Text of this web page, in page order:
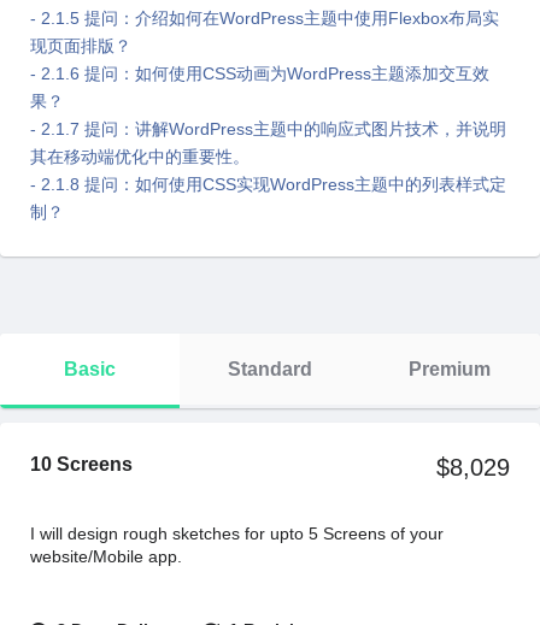
- 2.1.5 提问：介绍如何在WordPress主题中使⽤Flexbox布局实
现页⾯排版？
- 2.1.6 提问：如何使⽤CSS动画为WordPress主题添加交互效
果？
- 2.1.7 提问：讲解WordPress主题中的响应式图⽚技术，并说明
其在移动端优化中的重要性。
- 2.1.8 提问：如何使⽤CSS实现WordPress主题中的列表样式定
制？
Basic Standard Premium
10 Screens $8,029
I will design rough sketches for upto 5 Screens of your
website/Mobile app.